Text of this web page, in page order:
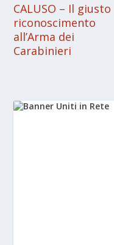
CALUSO – Il giusto
riconoscimento
all’Arma dei
Carabinieri